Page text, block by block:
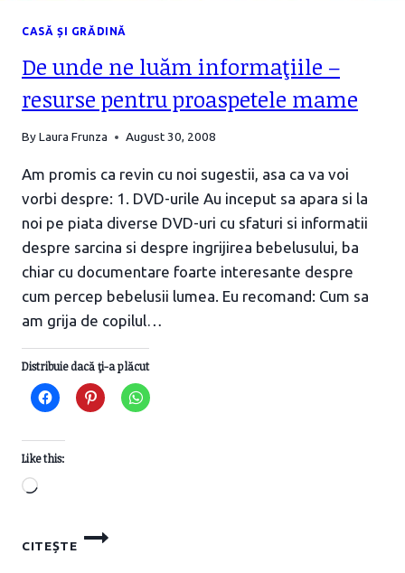
CASĂ ȘI GRĂDINĂ
De unde ne luăm informaţiile –
resurse pentru proaspetele mame
ByLaura Frunza August 30, 2008
Am promis ca revin cu noi sugestii, asa ca va voi
vorbi despre: 1. DVD-urile Au inceput sa apara si la
noi pe piata diverse DVD-uri cu sfaturi si informatii
despre sarcina si despre ingrijirea bebelusului, ba
chiar cu documentare foarte interesante despre
cum percep bebelusii lumea. Eu recomand: Cum sa
am grija de copilul…
Distribuie dacă ţi-a plăcut
Like this:
Loading…
CITEȘTE
DE
UNDE